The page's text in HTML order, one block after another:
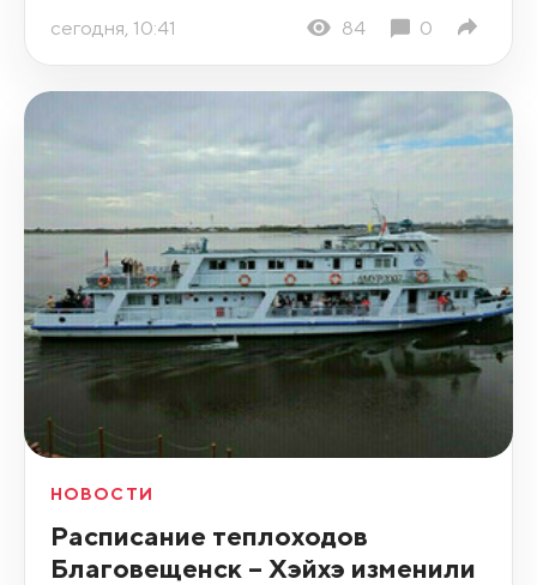
сегодня, 10:41 84 0
НОВОСТИ
Расписание теплоходов
Благовещенск – Хэйхэ изменили